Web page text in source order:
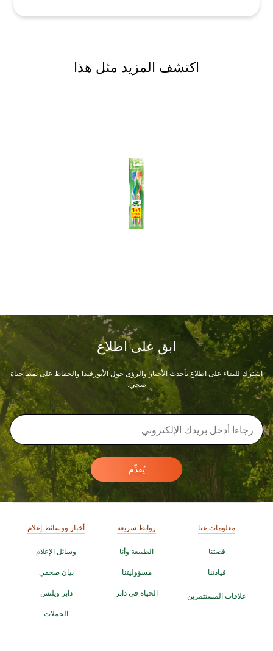
اكتشف المزيد مثل هذا
ابق على اطلاع
اشترك للبقاء على اطلاع بأحدث الأخبار والرؤى حول الأيورفيدا والحفاظ على نمط حياة
صحي.
يُقدِّم
معلومات عنا
قصتنا
قيادتنا
علاقات المستثمرين
روابط سريعة
الطبيعة وأنا
مسؤوليتنا
الحياة في دابر
أخبار ووسائط إعلام
وسائل الإعلام
بيان صحفي
دابر ويلنس
الحملات